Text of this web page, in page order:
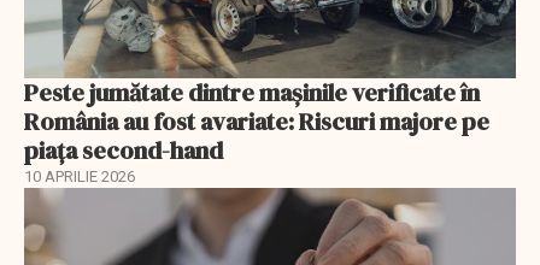
Peste jumătate dintre mașinile verificate în
România au fost avariate: Riscuri majore pe
piața second-hand
10 APRILIE 2026